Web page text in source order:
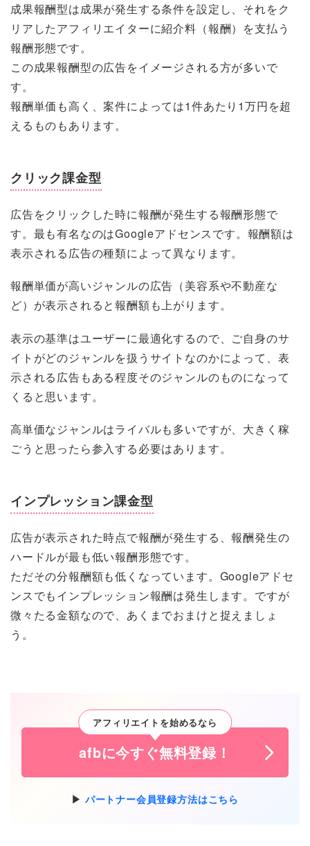
成果報酬型は成果が発生する条件を設定し、それをク
リアしたアフィリエイターに紹介料（報酬）を支払う
報酬形態です。
この成果報酬型の広告をイメージされる方が多いで
す。
報酬単価も高く、案件によっては1件あたり1万円を超
えるものもあります。
クリック課金型
広告をクリックした時に報酬が発生する報酬形態で
す。最も有名なのはGoogleアドセンスです。報酬額は
表示される広告の種類によって異なります。
報酬単価が高いジャンルの広告（美容系や不動産な
ど）が表示されると報酬額も上がります。
表示の基準はユーザーに最適化するので、ご自身のサ
イトがどのジャンルを扱うサイトなのかによって、表
示される広告もある程度そのジャンルのものになって
くると思います。
高単価なジャンルはライバルも多いですが、大きく稼
ごうと思ったら参入する必要はあります。
インプレッション課金型
広告が表示された時点で報酬が発生する、報酬発生の
ハードルが最も低い報酬形態です。
ただその分報酬額も低くなっています。Googleアドセ
ンスでもインプレッション報酬は発生します。ですが
微々たる金額なので、あくまでおまけと捉えましょ
う。
アフィリエイトを始めるなら
afbに今すぐ無料登録！
パートナー会員登録方法はこちら